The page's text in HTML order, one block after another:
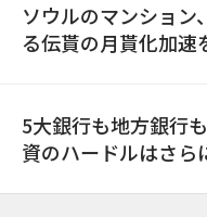
ソウルのマンション
る伝貰の月貰化加速
5大銀行も地方銀行
資のハードルはさら